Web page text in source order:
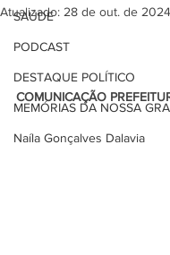
SAÚDE
PODCAST
DESTAQUE POLÍTICO
MEMÓRIAS DA NOSSA
Naíla Gonçalves Dalavia
Atualizado: 28 de out. de 2024
                                             📸
COMUNICAÇÃO